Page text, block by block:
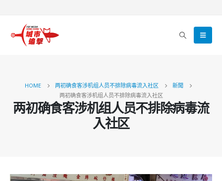
HOME 两初确食客涉机组人员不排除病毒流入社区
新聞
两初确食客涉机组人员不排除病毒流入社区
两初确食客涉机组人员不排除病毒流
入社区